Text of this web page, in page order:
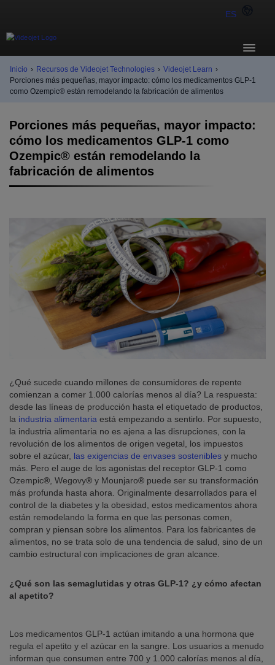
ES
Inicio › Recursos de Videojet Technologies › Videojet Learn ›
Porciones más pequeñas, mayor impacto: cómo los medicamentos GLP-1
como Ozempic® están remodelando la fabricación de alimentos
Porciones más pequeñas, mayor impacto:
cómo los medicamentos GLP-1 como
Ozempic® están remodelando la
fabricación de alimentos
¿Qué sucede cuando millones de consumidores de repente
comienzan a comer 1.000 calorías menos al día? La respuesta:
desde las líneas de producción hasta el etiquetado de productos,
la industria alimentaria está empezando a sentirlo. Por supuesto,
la industria alimentaria no es ajena a las disrupciones, con la
revolución de los alimentos de origen vegetal, los impuestos
sobre el azúcar, las exigencias de envases sostenibles y mucho
más. Pero el auge de los agonistas del receptor GLP-1 como
Ozempic® , Wegovy® y Mounjaro® puede ser su transformación
más profunda hasta ahora. Originalmente desarrollados para el
control de la diabetes y la obesidad, estos medicamentos ahora
están remodelando la forma en que las personas comen,
compran y piensan sobre los alimentos. Para los fabricantes de
alimentos, no se trata solo de una tendencia de salud, sino de un
cambio estructural con implicaciones de gran alcance.
¿Qué son las semaglutidas y otras GLP-1? ¿y cómo afectan
al apetito?
Los medicamentos GLP-1 actúan imitando a una hormona que
regula el apetito y el azúcar en la sangre. Los usuarios a menudo
informan que consumen entre 700 y 1.000 calorías menos al día,